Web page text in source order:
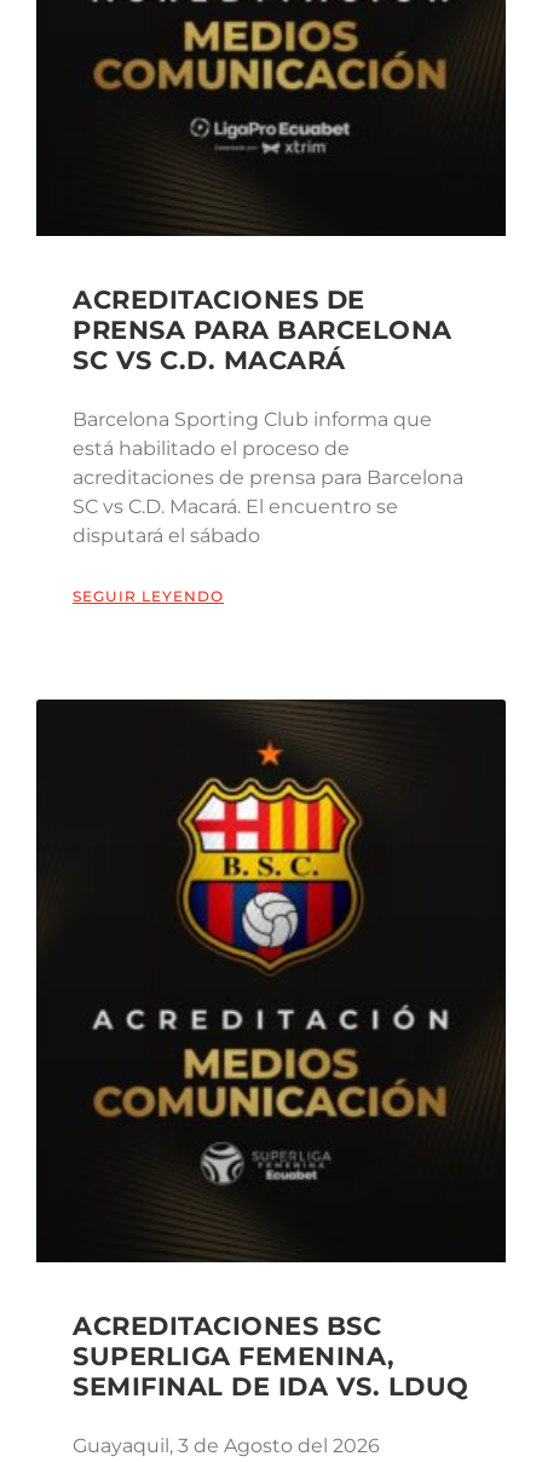
ACREDITACIONES DE
PRENSA PARA BARCELONA
SC VS C.D. MACARÁ
Barcelona Sporting Club informa que
está habilitado el proceso de
acreditaciones de prensa para Barcelona
SC vs C.D. Macará. El encuentro se
disputará el sábado
SEGUIR LEYENDO
ACREDITACIONES BSC
SUPERLIGA FEMENINA,
SEMIFINAL DE IDA VS. LDUQ
Guayaquil, 3 de Agosto del 2026